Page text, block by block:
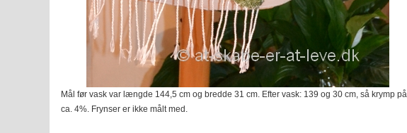
Mål før vask var længde 144,5 cm og bredde 31 cm. Efter vask: 139 og 30 cm, så krymp på
ca. 4%. Frynser er ikke målt med.